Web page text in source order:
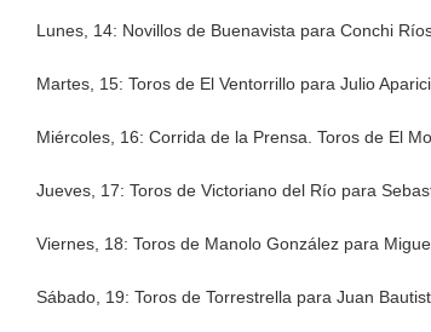
Lunes, 14: Novillos de Buenavista para Conchi
Martes, 15: Toros de El Ventorrillo para Julio
Miércoles, 16: Corrida de la Prensa. Toros de El
Jueves, 17: Toros de Victoriano del Río para
Viernes, 18: Toros de Manolo González para
Sábado, 19: Toros de Torrestrella para Juan